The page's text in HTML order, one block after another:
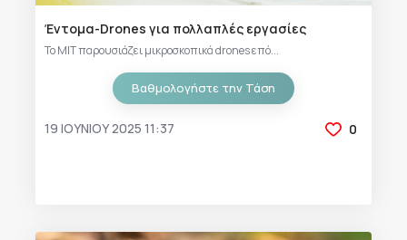
Έντομα-Drones για πολλαπλές εργασίες
Το MIT παρουσιάζει μικροσκοπικά drones επό...
Βαθμολογήστε την Τάση
19 ΙΟΥΝΊΟΥ 2025 11:37 0